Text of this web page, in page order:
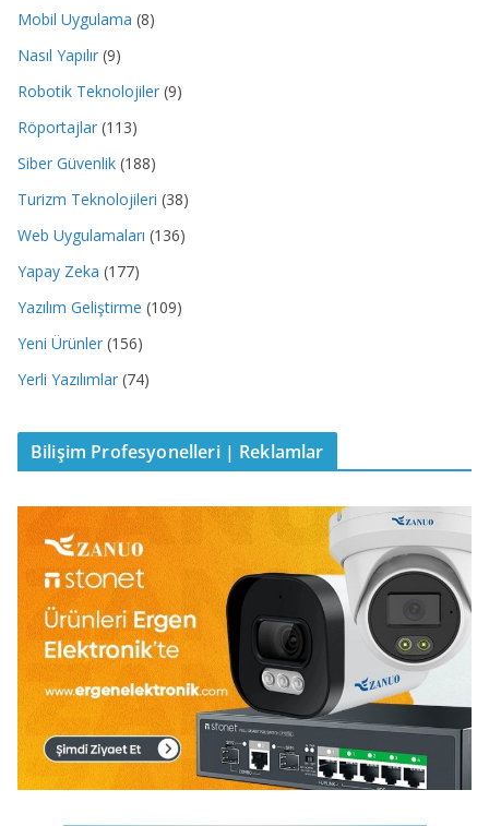
Mobil Uygulama (8)
Nasıl Yapılır (9)
Robotik Teknolojiler (9)
Röportajlar (113)
Siber Güvenlik (188)
Turizm Teknolojileri (38)
Web Uygulamaları (136)
Yapay Zeka (177)
Yazılım Geliştirme (109)
Yeni Ürünler (156)
Yerli Yazılımlar (74)
Bilişim Profesyonelleri | Reklamlar